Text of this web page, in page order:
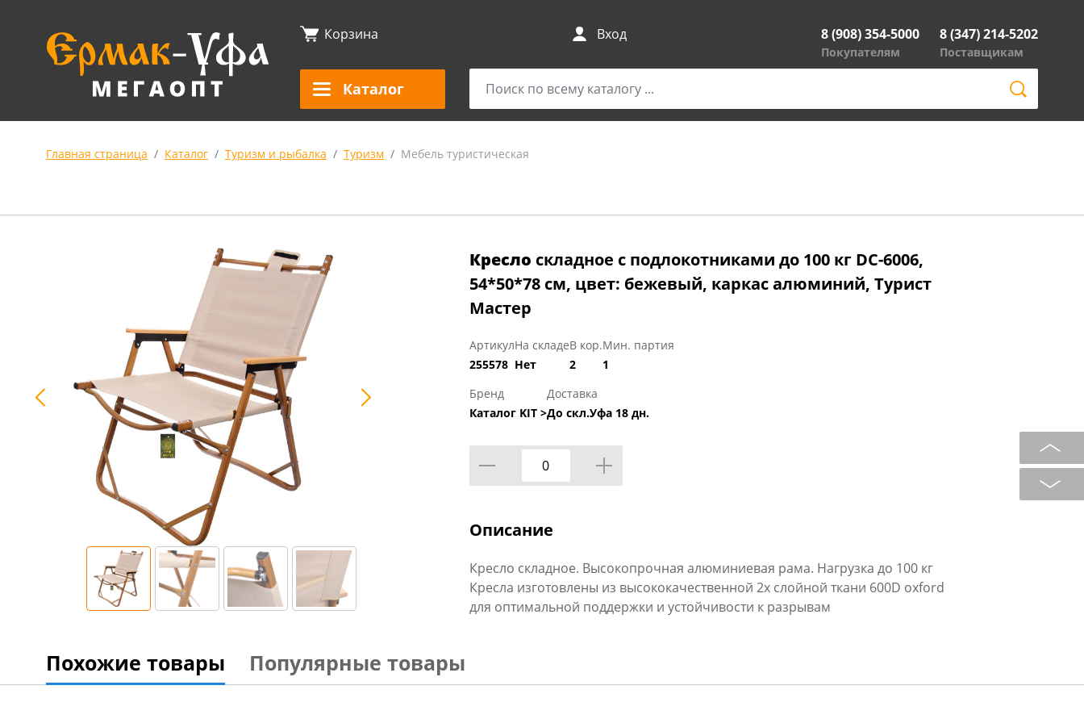
Корзина Вход 8 (908) 354-5000
Покупателям
8 (347) 214-5202
Поставщикам
Каталог
Главная страница Каталог Туризм и рыбалка Туризм Мебель туристическая
Кресло складное с подлокотниками до 100 кг DC-6006,
54*50*78 см, цвет: бежевый, каркас алюминий, Турист
Мастер
Артикул
255578
На складе
Нет
В кор.
2
Мин. партия
1
Бренд
Каталог KIT >
Доставка
До скл.Уфа 18 дн.
Описание
Кресло складное. Высокопрочная алюминиевая рама. Нагрузка до 100 кг
Кресла изготовлены из высококачественной 2х слойной ткани 600D oxford
для оптимальной поддержки и устойчивости к разрывам
Похожие товары Популярные товары